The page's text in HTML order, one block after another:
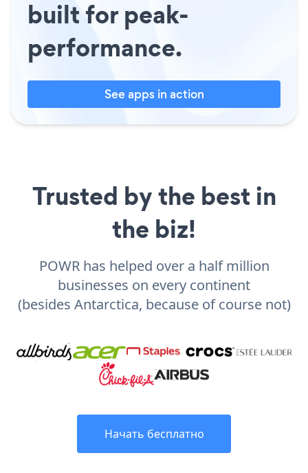
built for peak-
performance.
See apps in action
Trusted by the best in
the biz!
POWR has helped over a half million
businesses on every continent
(besides Antarctica, because of course not)
Начать бесплатно